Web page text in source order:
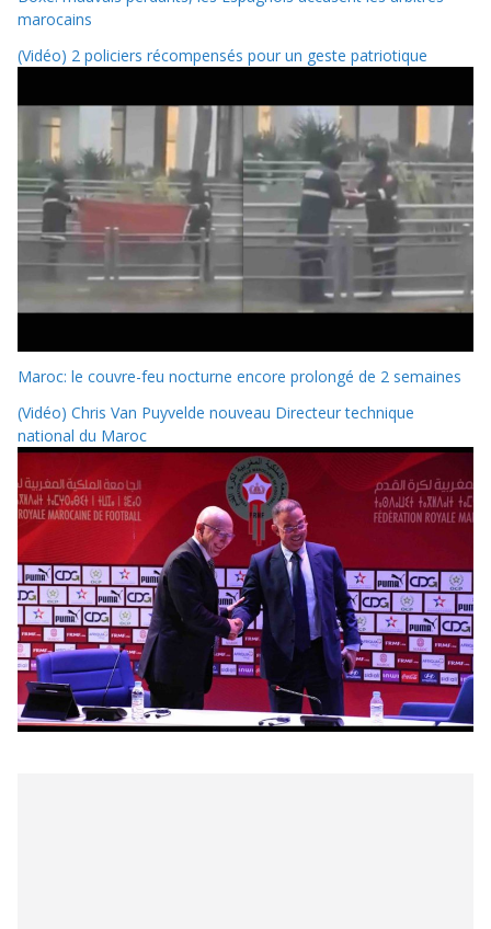
marocains
(Vidéo) 2 policiers récompensés pour un geste patriotique
Maroc: le couvre-feu nocturne encore prolongé de 2 semaines
(Vidéo) Chris Van Puyvelde nouveau Directeur technique
national du Maroc